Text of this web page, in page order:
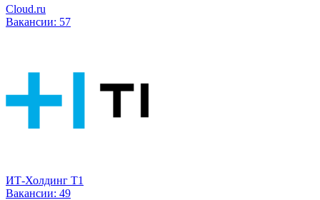
Cloud.ru
Вакансии: 57
ИТ-Холдинг Т1
Вакансии: 49